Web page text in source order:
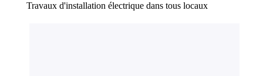
Travaux d'installation électrique dans tous locaux